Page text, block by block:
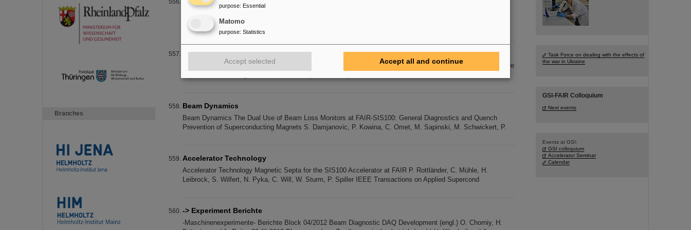
Branches
Ion Energie [MeV/u] Intens. Ziel Extr. Experiment Koordinator / Teilnehmer Mittwoch 21.11.2012
cw Demonstrator
Supraleitender cw LINAC Demonstrator Aktualisierungen ab dem 07.09.2012 09.06.16 "cw-LINAC" activities are
Beam Dynamics
Beam Dynamics The Dual Use of Beam Loss Monitors at FAIR-SIS100: General Diagnostics and Quench
Prevention of Superconducting Magnets S. Damjanovic, P. Kowina, C. Omet, M. Sapinski, M. Schwickert, P.
Accelerator Technology
Accelerator Technology Magnetic Septa for the SIS100 Accelerator at FAIR P. Rottländer, C. Mühle, H.
Leibrock, S. Wilfert, N. Pyka, C. Will, W. Sturm, P. Spiller IEEE Transactions on Applied Supercond
-> Experiment Berichte
-Maschinenexperimente- Berichte Block 04/2012 Beam Diagnostic DAQ Development (engl.) O. Chorniy, H.
Task Force on dealing with the effects of
the war in Ukraine
GSI-FAIR Colloquium
Next events
Events at GSI:
GSI colloquium
Accelerator Seminar
Calendar
purpose: Essential
Matomo
purpose: Statistics
Accept selected Accept all and continue